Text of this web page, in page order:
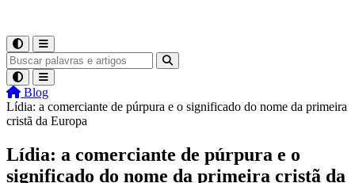
Blog
Lídia: a comerciante de púrpura e o significado do nome da primeira
cristã da Europa
Lídia: a comerciante de púrpura e o
significado do nome da primeira cristã da